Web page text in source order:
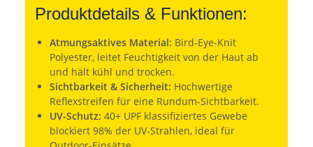
Produktdetails & Funktionen:
Atmungsaktives Material: Bird-Eye-Knit
Polyester, leitet Feuchtigkeit von der Haut ab
und hält kühl und trocken.
Sichtbarkeit & Sicherheit: Hochwertige
Reflexstreifen für eine Rundum-Sichtbarkeit.
UV-Schutz: 40+ UPF klassifiziertes Gewebe
blockiert 98% der UV-Strahlen, ideal für